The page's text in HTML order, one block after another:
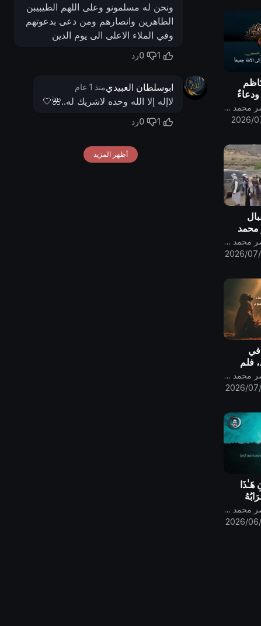
الأمَّة قناة الامام المهدي ناصر محمد اليماني
2026/
محمد
قناة الامام المهدي ناصر محمد اليماني
2026/
في
فلم
من
قناة الامام المهدي ناصر محمد اليماني
2026/
هَـٰذَا
الله قناة الامام المهدي ناصر محمد اليماني
2026/
ونحن له مسلمونو وعلى اللهم الطيبيبن
الطاهرين وانصارهم ومن دعى بدعوتهم
وفي الملاء الاعلى الى يوم الدين
1
0رد
ابوسلطان العبيديمنذ 1 عام
لاإله إلا الله وحده لاشريك له..🌺🤍
1
0رد
أظهر المزيد